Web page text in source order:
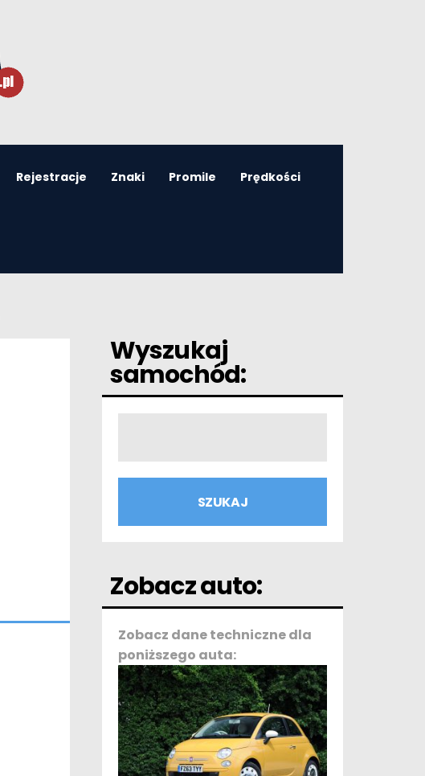
Rejestracje Znaki Promile Prędkości
Wyszukaj
samochód:
Zobacz auto:
Zobacz dane techniczne dla
poniższego auta: